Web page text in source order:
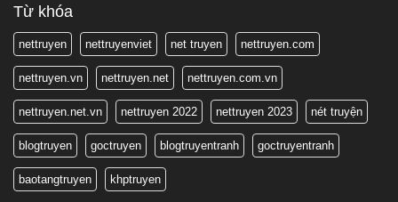
Từ khóa
nettruyen nettruyenviet net truyen nettruyen.com
nettruyen.vn nettruyen.net nettruyen.com.vn
nettruyen.net.vn nettruyen 2022 nettruyen 2023 nét truyện
blogtruyen goctruyen blogtruyentranh goctruyentranh
baotangtruyen khptruyen